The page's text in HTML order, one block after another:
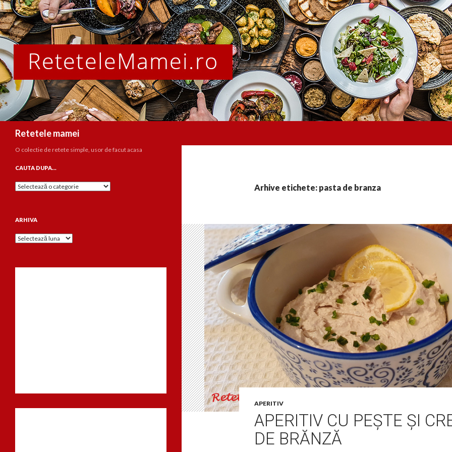
Retetele mamei
Arhive etichete: pasta de branza
APERITIV
APERITIV CU PEȘTE ȘI
DE BRĂNZĂ
O colectie de retete simple, usor de facut acasa
CAUTA DUPA…
Cauta
ARHIVA
Arhiva